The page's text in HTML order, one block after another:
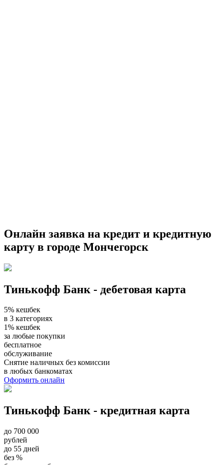
Онлайн заявка на кредит и кредитную
карту в городе Мончегорск
Тинькофф Банк - дебетовая карта
5% кешбек
в 3 категориях
1% кешбек
за любые покупки
бесплатное
обслуживание
Снятие наличных без комиссии
в любых банкоматах
Оформить онлайн
Тинькофф Банк - кредитная карта
до 700 000
рублей
до 55 дней
без %